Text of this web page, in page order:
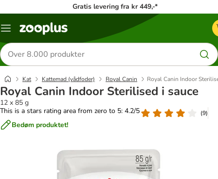
Gratis levering fra kr 449,-*
Menu
Søg
efter
produkter
Kat Kattemad (vådfoder) Royal Canin Royal Canin Indoor
Royal Canin Indoor Sterilised i sauce
12 x 85 g
This is a stars rating area from zero to 5: 4.2/5
(9)
Bedøm produktet!